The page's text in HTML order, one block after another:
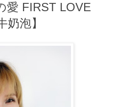
愛 FIRST LOVE
泡】